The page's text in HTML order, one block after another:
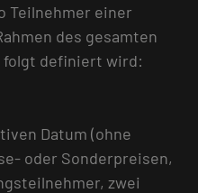
Teilnehmer einer
des gesamten
folgt definiert wird:
Datum (ohne
oder Sonderpreisen,
zwei